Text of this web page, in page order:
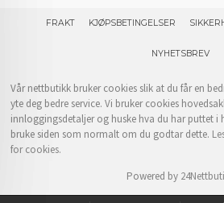
FRAKT KJØPSBETINGELSER
NYHETSBREV
Vår nettbutikk bruker cookies slik at du får en
yte deg bedre service. Vi bruker cookies
innloggingsdetaljer og huske hva du har puttet i
bruke siden som normalt om du godtar dette.
for cookies.
Powered by